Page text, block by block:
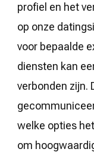
profiel en het
op onze
voor bepaalde
diensten kan
verbonden zijn.
welke opties
om